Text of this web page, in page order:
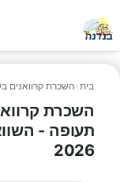
בית› השכרת קרוואנים
השכרת
תעופה -
2026